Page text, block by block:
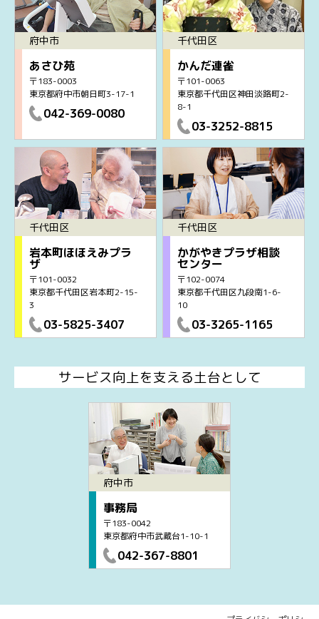
府中市
あさひ苑
〒183-0003
東京都府中市朝日町3-17-1
042-369-0080
千代田区
かんだ連雀
〒101-0063
東京都千代田区神田淡路町2-
8-1
03-3252-8815
千代田区
岩本町ほほえみプラ
ザ
〒101-0032
東京都千代田区岩本町2-15-
3
03-5825-3407
千代田区
かがやきプラザ相談
センター
〒102-0074
東京都千代田区九段南1-6-
10
03-3265-1165
サービス向上を支える土台として
府中市
事務局
〒183-0042
東京都府中市武蔵台1-10-1
042-367-8801